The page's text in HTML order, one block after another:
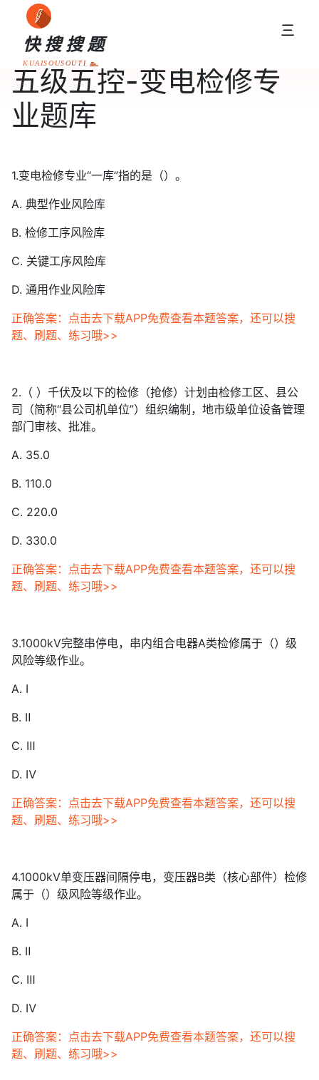
快搜搜题
KUAISOUSOUTI
三
五级五控-变电检修专
业题库
1.变电检修专业“一库”指的是（）。
A. 典型作业风险库
B. 检修工序风险库
C. 关键工序风险库
D. 通用作业风险库
正确答案：点击去下载APP免费查看本题答案，还可以搜
题、刷题、练习哦>>
2.（ ）千伏及以下的检修（抢修）计划由检修工区、县公
司（简称“县公司机单位”）组织编制，地市级单位设备管理
部门审核、批准。
A. 35.0
B. 110.0
C. 220.0
D. 330.0
正确答案：点击去下载APP免费查看本题答案，还可以搜
题、刷题、练习哦>>
3.1000kV完整串停电，串内组合电器A类检修属于（）级
风险等级作业。
A. Ⅰ
B. Ⅱ
C. Ⅲ
D. Ⅳ
正确答案：点击去下载APP免费查看本题答案，还可以搜
题、刷题、练习哦>>
4.1000kV单变压器间隔停电，变压器B类（核心部件）检修
属于（）级风险等级作业。
A. Ⅰ
B. Ⅱ
C. Ⅲ
D. Ⅳ
正确答案：点击去下载APP免费查看本题答案，还可以搜
题、刷题、练习哦>>